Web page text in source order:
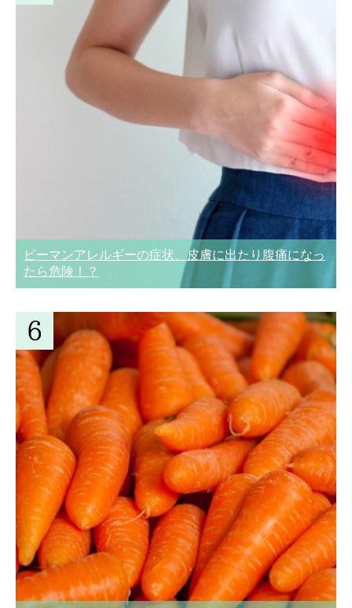
ピーマンアレルギーの症状、皮膚に出たり腹痛になっ
たら危険！？